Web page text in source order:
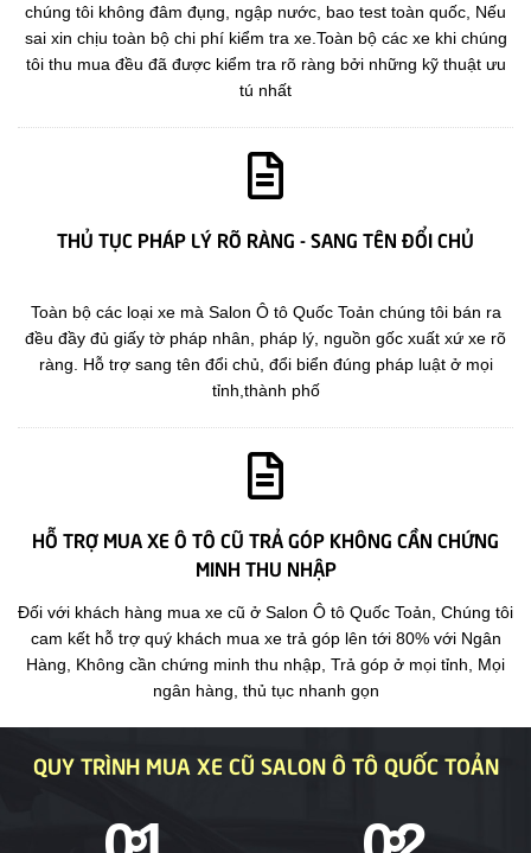
chúng tôi không đâm đụng, ngập nước, bao test toàn quốc, Nếu
sai xin chịu toàn bộ chi phí kiểm tra xe.Toàn bộ các xe khi chúng
tôi thu mua đều đã được kiểm tra rõ ràng bởi những kỹ thuật ưu
tú nhất
THỦ TỤC PHÁP LÝ RÕ RÀNG - SANG TÊN ĐỔI CHỦ
Toàn bộ các loại xe mà Salon Ô tô Quốc Toản chúng tôi bán ra
đều đầy đủ giấy tờ pháp nhân, pháp lý, nguồn gốc xuất xứ xe rõ
ràng. Hỗ trợ sang tên đổi chủ, đổi biển đúng pháp luật ở mọi
tỉnh,thành phố
HỖ TRỢ MUA XE Ô TÔ CŨ TRẢ GÓP KHÔNG CẦN CHỨNG
MINH THU NHẬP
Đối với khách hàng mua xe cũ ở Salon Ô tô Quốc Toản, Chúng tôi
cam kết hỗ trợ quý khách mua xe trả góp lên tới 80% với Ngân
Hàng, Không cần chứng minh thu nhập, Trả góp ở mọi tỉnh, Mọi
ngân hàng, thủ tục nhanh gọn
QUY TRÌNH MUA XE CŨ SALON Ô TÔ QUỐC TOẢN